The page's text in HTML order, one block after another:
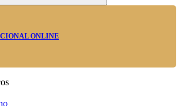
Buscar
ONLINE